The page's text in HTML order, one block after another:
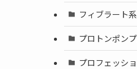
フィブラート系
プロトンポン
プロフェッシ